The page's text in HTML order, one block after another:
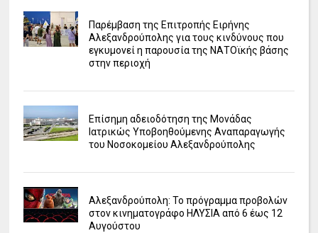
Παρέμβαση της Επιτροπής Ειρήνης
Αλεξανδρούπολης για τους κινδύνους που
εγκυμονεί η παρουσία της ΝΑΤΟϊκής βάσης
στην περιοχή
Επίσημη αδειοδότηση της Μονάδας
Ιατρικώς Υποβοηθούμενης Αναπαραγωγής
του Νοσοκομείου Αλεξανδρούπολης
Αλεξανδρούπολη: Το πρόγραμμα προβολών
στον κινηματογράφο ΗΛΥΣΙΑ από 6 έως 12
Αυγούστου